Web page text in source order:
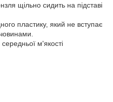
щільно сидить на підставі
пластику, який не вступає
м'якості